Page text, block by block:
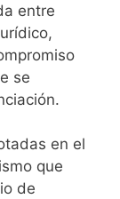
entre
se
en el
que
de